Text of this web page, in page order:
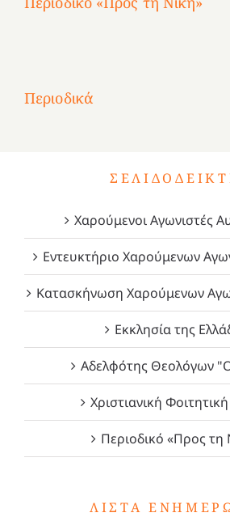
Περιοδικά
1821
Δεκέμβριος
2023!
Μάιος
2023!
Μάρτιος
2023!
Χαρούμενοι Αγωνιστές
Εντευκτήριο Χαρούμενων
Κατασκήνωση Χαρούμενων
Εκκλησία της
Αδελφότης Θεολόγων
Χριστιανική
Περιοδικό «Προς τη
ΛΊΣΤΑ